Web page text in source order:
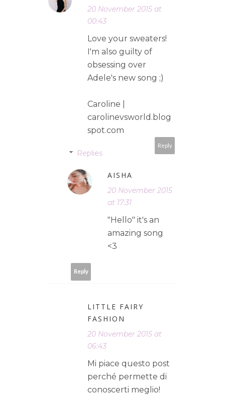
20 November 2015 at
00:43
Love your sweaters!
I'm also guilty of
obsessing over
Adele's new song ;)
Caroline |
carolinevsworld.blog
spot.com
Reply
Replies
AISHA
20 November 2015
at 17:31
"Hello" it's an
amazing song
<3
Reply
LITTLE FAIRY
FASHION
20 November 2015 at
06:43
Mi piace questo post
perché permette di
conoscerti meglio!